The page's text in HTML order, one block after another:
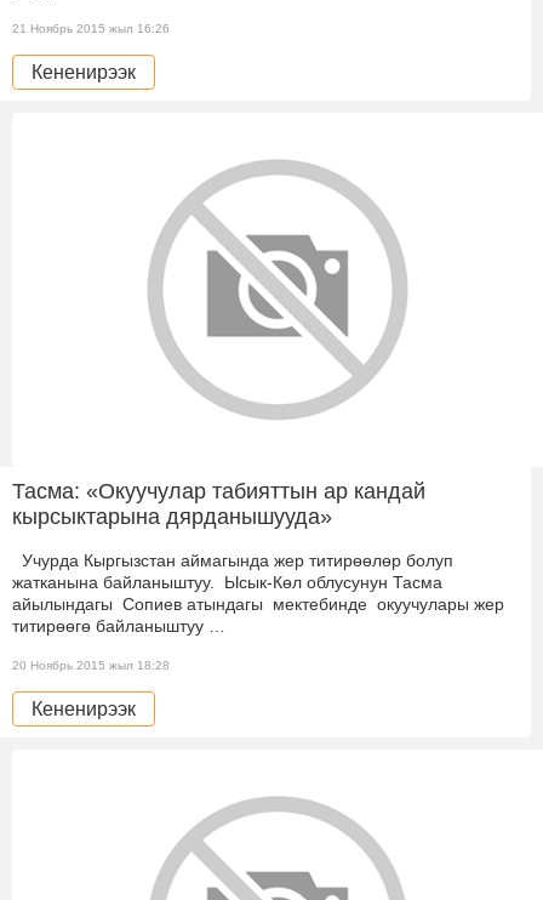
21 Ноябрь 2015 жыл 16:26
Кененирээк
Тасма: «Окуучулар табияттын ар кандай
кырсыктарына дярданышууда»
Учурда Кыргызстан аймагында жер титирөөлөр болуп
жатканына байланыштуу. Ысык-Көл облусунун Тасма
айылындагы Сопиев атындагы мектебинде окуучулары жер
титирөөгө байланыштуу …
20 Ноябрь 2015 жыл 18:28
Кененирээк